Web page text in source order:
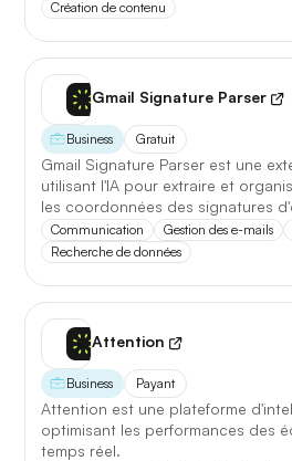
Création de contenu
Gmail Signature Parser
Business Gratuit
Gmail Signature Parser est une
utilisant l'IA pour extraire et
les coordonnées des signatures
Communication Gestion des e-mails
Recherche de données
Attention
Business Payant
Attention est une plateforme
optimisant les performances des
temps réel.